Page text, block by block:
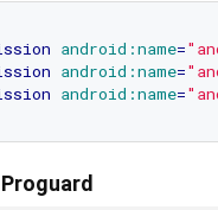
android:name=
android:name=
android:name=